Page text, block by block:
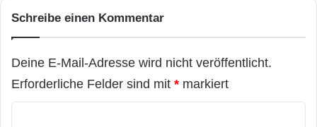
Schreibe einen Kommentar
Deine E-Mail-Adresse wird nicht veröffentlicht.
Erforderliche Felder sind mit * markiert